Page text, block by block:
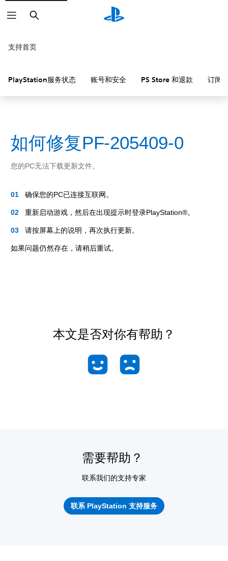
搜
索
支持首页
PlayStation服务状态 账号和安全 PS Store 和退款 订阅
如何修复PF-205409-0
您的PC无法下载更新文件。
确保您的PC已连接互联网。
重新启动游戏，然后在出现提示时登录PlayStation®。
请按屏幕上的说明，再次执行更新。
如果问题仍然存在，请稍后重试。
本文是否对你有帮助？
需要帮助？
联系我们的支持专家
联系 PlayStation 支持服务